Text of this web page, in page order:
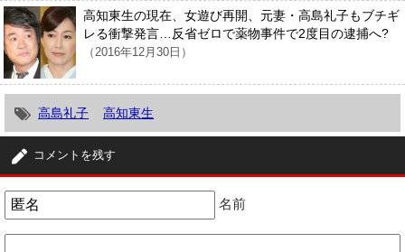
高知東生の現在、女遊び再開、元妻・高島礼子もブチギ
レる衝撃発言…反省ゼロで薬物事件で2度目の逮捕へ?
（2016年12月30日）
高島礼子 高知東生
コメントを残す
名前